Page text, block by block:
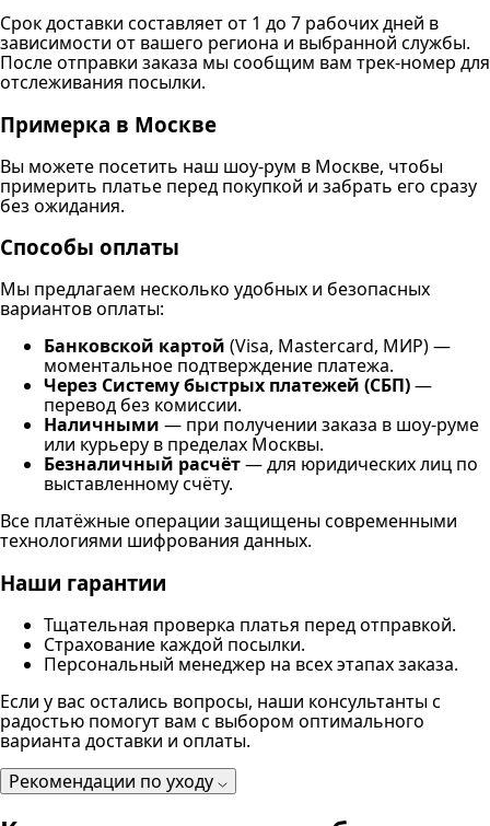
Срок доставки составляет от 1 до 7 рабочих дней в
зависимости от вашего региона и выбранной службы.
После отправки заказа мы сообщим вам трек-номер для
отслеживания посылки.
Примерка в Москве
Вы можете посетить наш шоу-рум в Москве, чтобы
примерить платье перед покупкой и забрать его сразу
без ожидания.
Способы оплаты
Мы предлагаем несколько удобных и безопасных
вариантов оплаты:
Банковской картой (Visa, Mastercard, МИР) —
моментальное подтверждение платежа.
Через Систему быстрых платежей (СБП)—
перевод без комиссии.
Наличными — при получении заказа в шоу-руме
или курьеру в пределах Москвы.
Безналичный расчёт— для юридических лиц по
выставленному счёту.
Все платёжные операции защищены современными
технологиями шифрования данных.
Наши гарантии
Тщательная проверка платья перед отправкой.
Страхование каждой посылки.
Персональный менеджер на всех этапах заказа.
Если у вас остались вопросы, наши консультанты с
радостью помогут вам с выбором оптимального
варианта доставки и оплаты.
Рекомендации по уходу